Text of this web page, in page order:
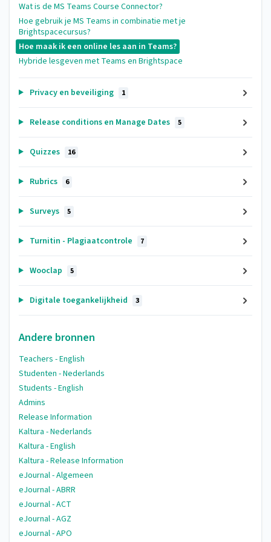
Wat is de MS Teams Course Connector?
Hoe gebruik je MS Teams in combinatie met je
Brightspacecursus?
Hoe maak ik een online les aan in Teams?
Hybride lesgeven met Teams en Brightspace
Privacy en beveiliging 1
Release conditions en Manage Dates 5
Quizzes 16
Rubrics 6
Surveys 5
Turnitin - Plagiaatcontrole 7
Wooclap 5
Digitale toegankelijkheid 3
Andere bronnen
Teachers - English
Studenten - Nederlands
Students - English
Admins
Release Information
Kaltura - Nederlands
Kaltura - English
Kaltura - Release Information
eJournal - Algemeen
eJournal - ABRR
eJournal - ACT
eJournal - AGZ
eJournal - APO